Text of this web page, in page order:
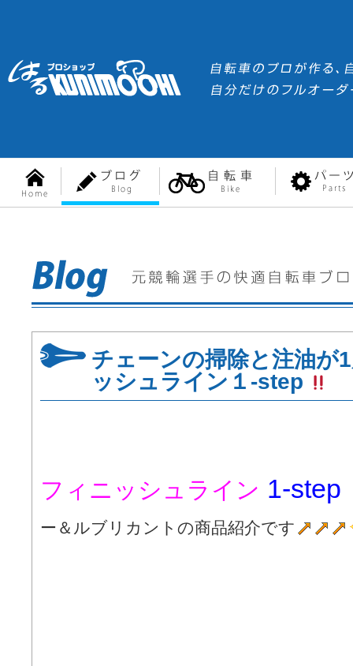
チェーンの掃除と注油
ッシュライン１-step
フィニッシュライン 1-step
ー＆ルブリカントの商品紹介です